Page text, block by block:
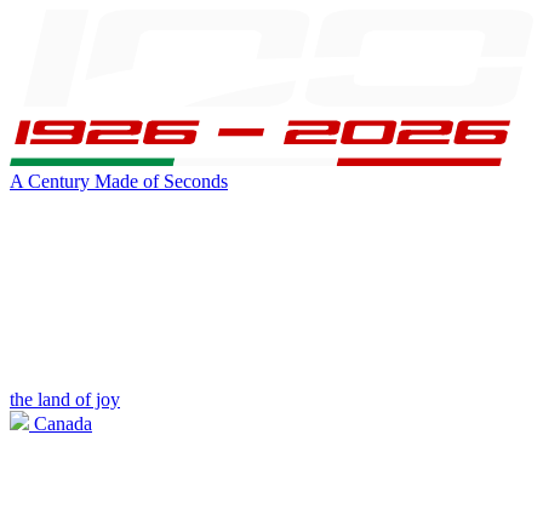
A Century Made of Seconds
the land of joy
Canada